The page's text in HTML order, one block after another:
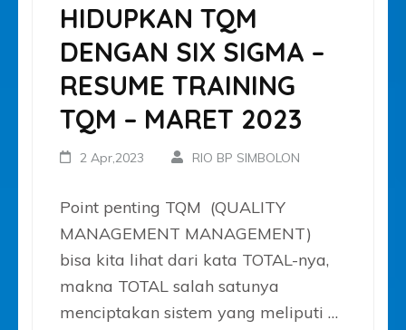
HIDUPKAN TQM
DENGAN SIX SIGMA –
RESUME TRAINING
TQM – MARET 2023
2 Apr,2023 RIO BP SIMBOLON
Point penting TQM (QUALITY
MANAGEMENT MANAGEMENT)
bisa kita lihat dari kata TOTAL-nya,
makna TOTAL salah satunya
menciptakan sistem yang meliputi …